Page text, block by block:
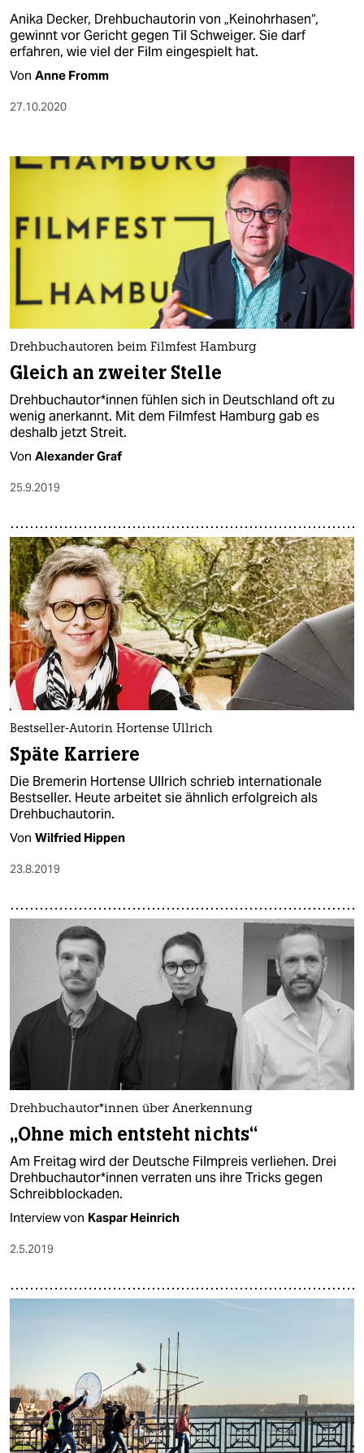
Anika Decker, Drehbuchautorin von „Keinohrhasen“,
gewinnt vor Gericht gegen Til Schweiger. Sie darf
erfahren, wie viel der Film eingespielt hat.
Von Anne Fromm
27.10.2020
Drehbuchautoren beim Filmfest Hamburg
Gleich an zweiter Stelle
Drehbuchautor*innen fühlen sich in Deutschland oft zu
wenig anerkannt. Mit dem Filmfest Hamburg gab es
deshalb jetzt Streit.
Von Alexander Graf
25.9.2019
Bestseller-Autorin Hortense Ullrich
Späte Karriere
Die Bremerin Hortense Ullrich schrieb internationale
Bestseller. Heute arbeitet sie ähnlich erfolgreich als
Drehbuchautorin.
Von Wilfried Hippen
23.8.2019
Drehbuchautor*innen über Anerkennung
„Ohne mich entsteht nichts“
Am Freitag wird der Deutsche Filmpreis verliehen. Drei
Drehbuchautor*innen verraten uns ihre Tricks gegen
Schreibblockaden.
Interview von Kaspar Heinrich
2.5.2019